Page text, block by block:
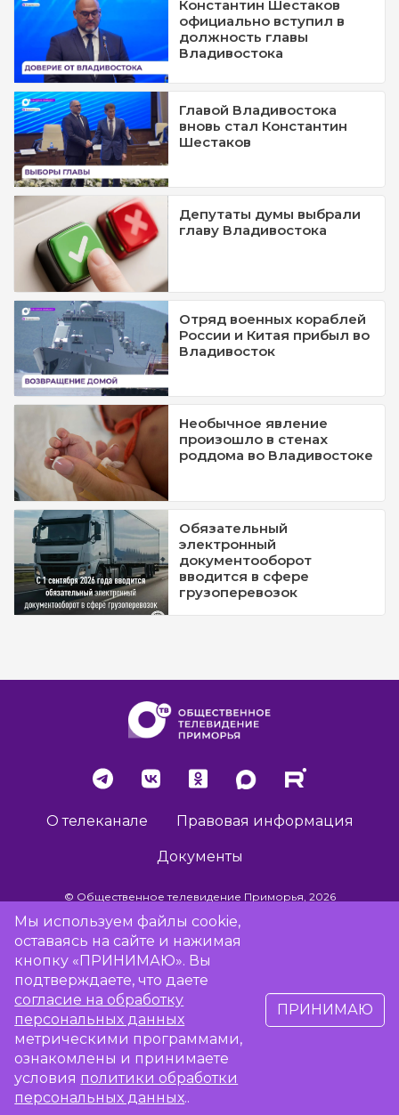
Константин Шестаков
официально вступил в
должность главы
Владивостока
Главой Владивостока
вновь стал Константин
Шестаков
Депутаты думы выбрали
главу Владивостока
Отряд военных кораблей
России и Китая прибыл во
Владивосток
Необычное явление
произошло в стенах
роддома во Владивостоке
Обязательный
электронный
документооборот
вводится в сфере
грузоперевозок
О телеканале Правовая информация
Документы
© Общественное телевидение Приморья, 2026
Разработка сайта -
Сообщить об отсутствии вещания
Мы используем файлы cookie,
оставаясь на сайте и нажимая
кнопку «ПРИНИМАЮ». Вы
подтверждаете, что даете
согласие на обработку
персональных данных
метрическими программами,
ознакомлены и принимаете
условия политики обработки
персональных данных..
ПРИНИМАЮ